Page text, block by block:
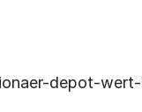
depot-